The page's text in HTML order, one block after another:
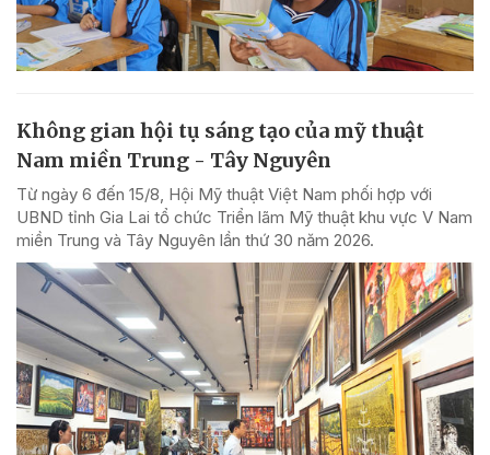
Không gian hội tụ sáng tạo của mỹ thuật
Nam miền Trung - Tây Nguyên
Từ ngày 6 đến 15/8, Hội Mỹ thuật Việt Nam phối hợp với
UBND tỉnh Gia Lai tổ chức Triển lãm Mỹ thuật khu vực V Nam
miền Trung và Tây Nguyên lần thứ 30 năm 2026.